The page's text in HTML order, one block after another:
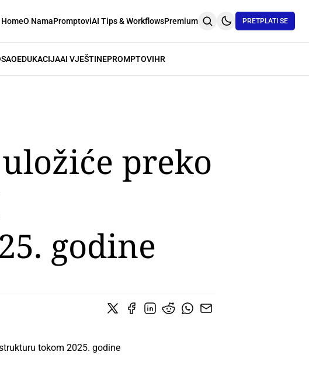
HomeO NamaPromptoviAI Tips & WorkflowsPremium PRETPLATI SE
EDUKACIJAAI VJEŠTINEPROMPTOVIHR
preko
godine